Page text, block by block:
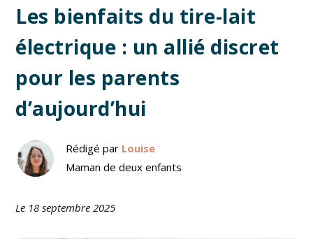
Les bienfaits du tire-lait
électrique : un allié discret
pour les parents
d’aujourd’hui
Rédigé par Louise
Maman de deux enfants
Le 18 septembre 2025